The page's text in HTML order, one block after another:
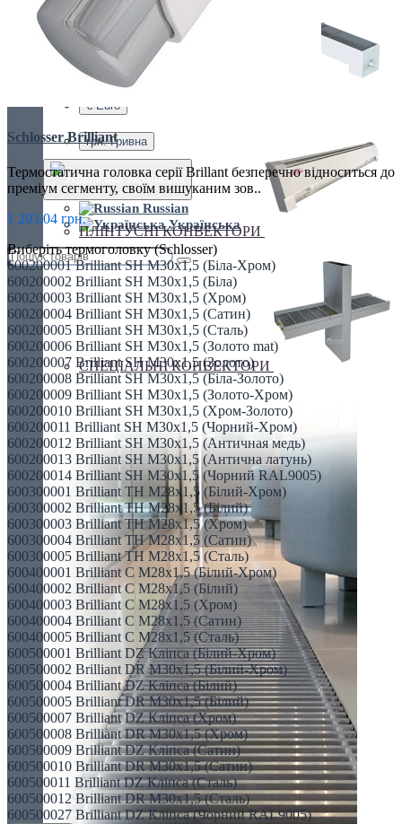
Україна, м. Київ, вул. Кирилівська, 160А
грн. Валюта
€ Euro
грн. Гривна
Українська
Russian
Українська
ПЛІНТУСНІ КОНВЕКТОРИ
СПЕЦІАЛЬНІ КОНВЕКТОРИ
Schlosser Brilliant
Термостатична головка серії Brillant безперечно відноситься до
преміум сегменту, своїм вишуканим зов..
1 203.04 грн.
Виберіть термоголовку (Schlosser)
600200001 Brilliant SH M30x1,5 (Біла-Хром)
600200002 Brilliant SH M30x1,5 (Біла)
600200003 Brilliant SH M30x1,5 (Хром)
600200004 Brilliant SH M30x1,5 (Сатин)
600200005 Brilliant SH M30x1,5 (Сталь)
600200006 Brilliant SH M30x1,5 (Золото mat)
600200007 Brilliant SH M30x1,5 (Золото)
600200008 Brilliant SH M30x1,5 (Біла-Золото)
600200009 Brilliant SH M30x1,5 (Золото-Хром)
600200010 Brilliant SH M30x1,5 (Хром-Золото)
600200011 Brilliant SH M30x1,5 (Чорний-Хром)
600200012 Brilliant SH M30x1,5 (Античная медь)
600200013 Brilliant SH M30x1,5 (Антична латунь)
600200014 Brilliant SH M30x1,5 (Чорний RAL9005)
600300001 Brilliant TH M28x1,5 (Білий-Хром)
600300002 Brilliant TH M28x1,5 (Білий)
600300003 Brilliant TH M28x1,5 (Хром)
600300004 Brilliant TH M28x1,5 (Сатин)
600300005 Brilliant TH M28x1,5 (Сталь)
600400001 Brilliant С M28x1,5 (Білий-Хром)
600400002 Brilliant С M28x1,5 (Білий)
600400003 Brilliant С M28x1,5 (Хром)
600400004 Brilliant С M28x1,5 (Сатин)
600400005 Brilliant С M28x1,5 (Сталь)
600500001 Brilliant DZ Кліпса (Білий-Хром)
600500002 Brilliant DR M30x1,5 (Білий-Хром)
600500004 Brilliant DZ Кліпса (Білий)
600500005 Brilliant DR M30x1,5 (Білий)
600500007 Brilliant DZ Кліпса (Хром)
600500008 Brilliant DR M30x1,5 (Хром)
600500009 Brilliant DZ Кліпса (Сатин)
600500010 Brilliant DR M30x1,5 (Сатин)
600500011 Brilliant DZ Кліпса (Сталь)
600500012 Brilliant DR M30x1,5 (Сталь)
600500027 Brilliant DZ Кліпса (Чорний RAL9005)